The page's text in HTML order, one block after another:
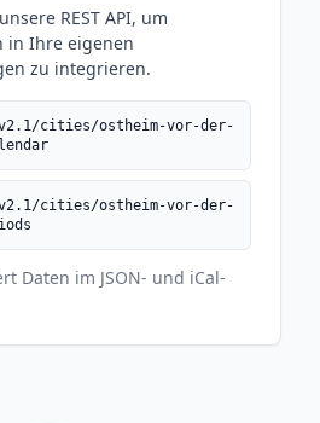
REST API, um
in Ihre eigenen
zu integrieren.
cities/ostheim-vor-der-
cities/ostheim-vor-der-
Daten im JSON- und iCal-